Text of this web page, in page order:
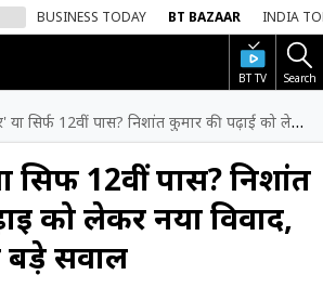
BUSINESS TODAY BT BAZAAR INDIA
BT TV Search
12वीं पास? निशांत कुमार की पढ़ाई को लेकर नया विवाद, RJD ने उठाए बड़े सवाल
सिर्फ 12वीं पास? निशांत
को लेकर नया विवाद,
बड़े सवाल